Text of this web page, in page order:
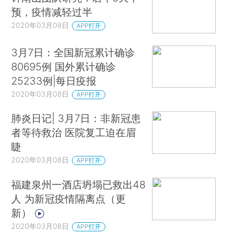
预，疫情减轻过半
2020年03月08日 APP打开
3月7日：全国新冠累计确诊
80695例 国外累计确诊
25233例|每日疫报
2020年03月08日 APP打开
肺炎日记| 3月7日：非新冠患
者等待救治 医院复工迫在眉
睫
2020年03月08日 APP打开
福建泉州一酒店坍塌已救出48
人 为新冠疫情隔离点（更
新）
2020年03月08日 APP打开